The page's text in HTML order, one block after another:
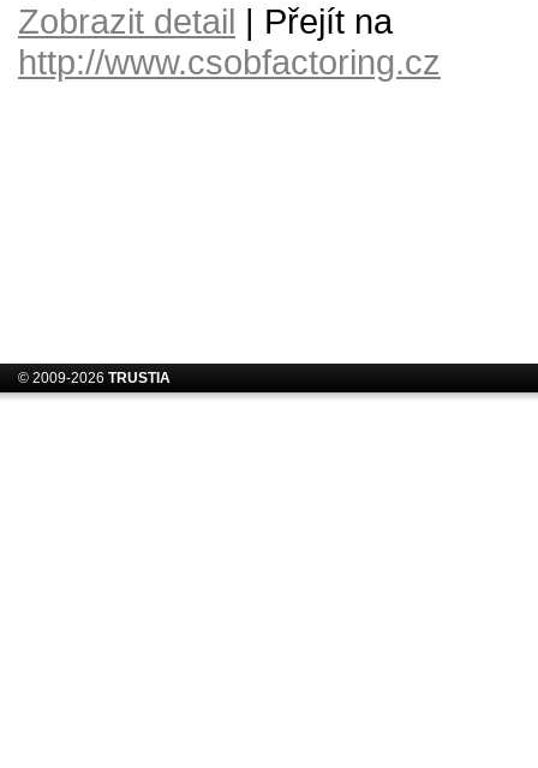
Zobrazit detail | Přejít na
http://www.csobfactoring.cz
© 2009-2026 TRUSTIA